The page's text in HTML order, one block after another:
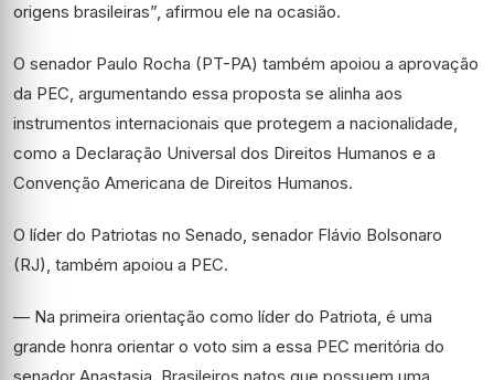
origens brasileiras”, afirmou ele na ocasião.
O senador Paulo Rocha (PT-PA) também apoiou a aprovação
da PEC, argumentando essa proposta se alinha aos
instrumentos internacionais que protegem a nacionalidade,
como a Declaração Universal dos Direitos Humanos e a
Convenção Americana de Direitos Humanos.
O líder do Patriotas no Senado, senador Flávio Bolsonaro
(RJ), também apoiou a PEC.
— Na primeira orientação como líder do Patriota, é uma
grande honra orientar o voto sim a essa PEC meritória do